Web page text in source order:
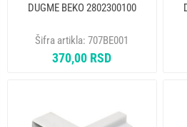
DUGME BEKO 2802300100
Šifra artikla:707BE001
370,00 RSD